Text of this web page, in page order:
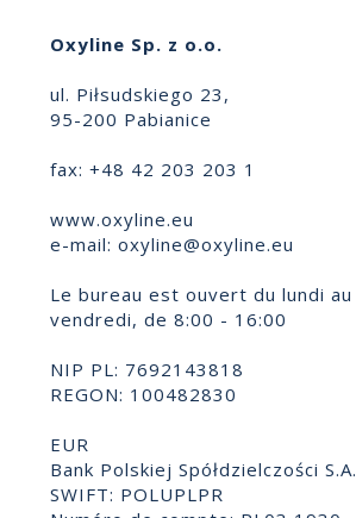
Oxyline Sp. z o.o.
ul. Piłsudskiego 23,
95-200 Pabianice
fax: +48 42 203 203 1
www.oxyline.eu
e-mail: oxyline@oxyline.eu
Le bureau est ouvert du lundi au
vendredi, de 8:00 - 16:00
NIP PL: 7692143818
REGON: 100482830
EUR
Bank Polskiej Spółdzielczości S.A.
SWIFT: POLUPLPR